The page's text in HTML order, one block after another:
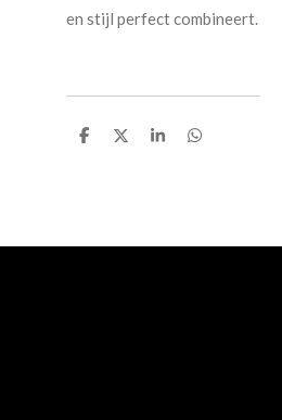
en stijl perfect combineert.
D
D
S
D